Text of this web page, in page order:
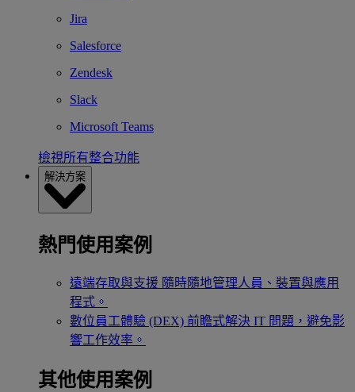
Jira
Salesforce
Zendesk
Slack
Microsoft Teams
檢視所有整合功能
解決方案
熱門使用案例
遠端存取與支援 隨時隨地管理人員、裝置與應用
程式。
數位員工體驗 (DEX) 前瞻式解決 IT 問題，避免影
響工作效率。
其他使用案例